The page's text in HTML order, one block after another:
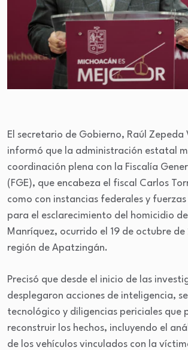
El secretario de Gobierno, Raúl Zepeda
informó que la administración estatal
coordinación plena con la Fiscalía
(FGE), que encabeza el fiscal Carlos
como con instancias federales y
para el esclarecimiento del homicidio
Manríquez, ocurrido el 19 de octubre
región de Apatzingán.
Precisó que desde el inicio de las
desplegaron acciones de inteligencia,
tecnológico y diligencias periciales que
reconstruir los hechos, incluyendo el
de los vehículos vinculados con la